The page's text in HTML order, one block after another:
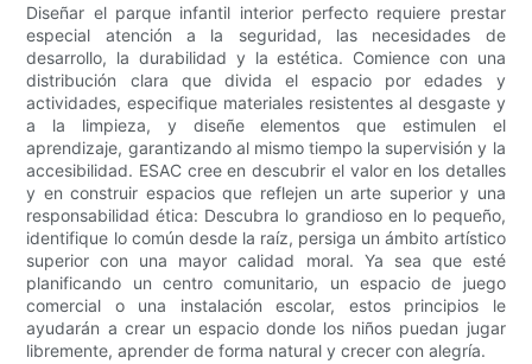
Diseñar el parque infantil interior perfecto requiere prestar
especial atención a la seguridad, las necesidades de
desarrollo, la durabilidad y la estética. Comience con una
distribución clara que divida el espacio por edades y
actividades, especifique materiales resistentes al desgaste y
a la limpieza, y diseñe elementos que estimulen el
aprendizaje, garantizando al mismo tiempo la supervisión y la
accesibilidad. ESAC cree en descubrir el valor en los detalles
y en construir espacios que reflejen un arte superior y una
responsabilidad ética: Descubra lo grandioso en lo pequeño,
identifique lo común desde la raíz, persiga un ámbito artístico
superior con una mayor calidad moral. Ya sea que esté
planificando un centro comunitario, un espacio de juego
comercial o una instalación escolar, estos principios le
ayudarán a crear un espacio donde los niños puedan jugar
libremente, aprender de forma natural y crecer con alegría.